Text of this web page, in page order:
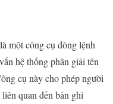
một công cụ dòng lệnh
hệ thống phân giải tên
cụ này cho phép người
quan đến bản ghi